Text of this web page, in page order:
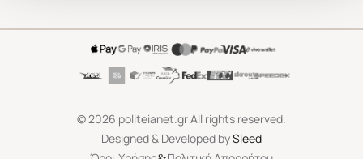
©2026 politeianet.gr All rights reserved.
Designed & Developed bySleed